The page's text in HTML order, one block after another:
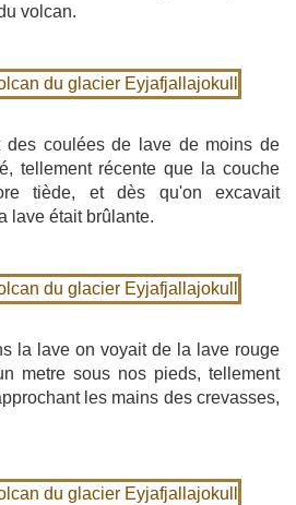
volcan.
des coulées de lave de moins de
tellement récente que la couche
tiède, et dès qu'on excavait
lave était brûlante.
la lave on voyait de la lave rouge
metre sous nos pieds, tellement
les mains des crevasses,